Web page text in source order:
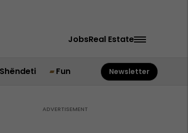
JobsReal Estate
Shëndeti Fun Newsletter